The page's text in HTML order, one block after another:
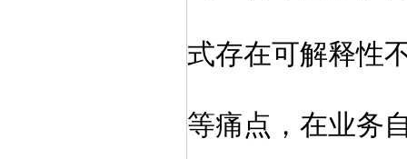
式存在可解释性
等痛点，在业务